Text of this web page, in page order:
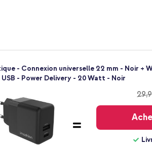
- Connexion universelle 22 mm - Noir +
- Power Delivery - 20 Watt - Noir